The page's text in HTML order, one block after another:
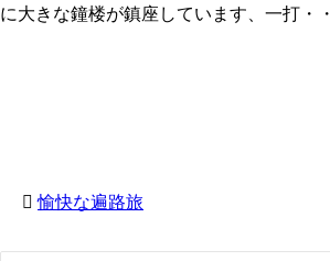
に大きな鐘楼が鎮座しています、一打・・
愉快な遍路旅